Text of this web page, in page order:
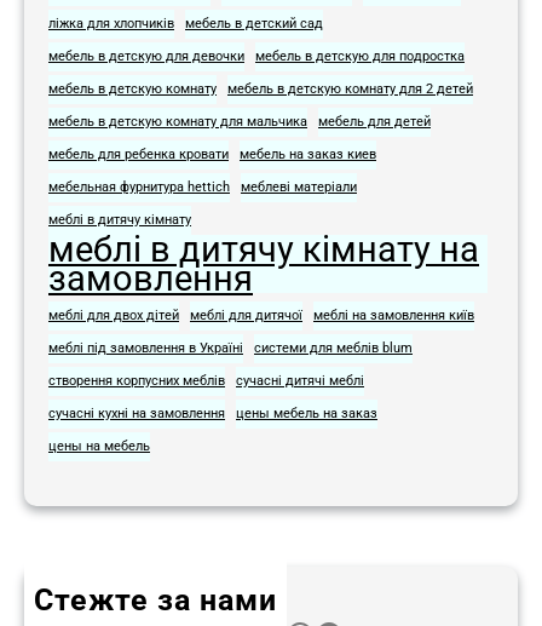
ліжка для хлопчиків мебель в детский сад
мебель в детскую для девочки мебель в детскую для подростка​
мебель в детскую комнату мебель в детскую комнату для 2 детей
мебель в детскую комнату для мальчика мебель для детей
мебель для ребенка кровати мебель на заказ киев
мебельная фурнитура hettich меблеві матеріали
меблі в дитячу кімнату
меблі в дитячу кімнату на
замовлення
меблі для двох дітей меблі для дитячої меблі на замовлення київ
меблі під замовлення в Україні системи для меблів blum
створення корпусних меблів сучасні дитячі меблі
сучасні кухні на замовлення цены мебель на заказ
цены на мебель
Стежте за нами